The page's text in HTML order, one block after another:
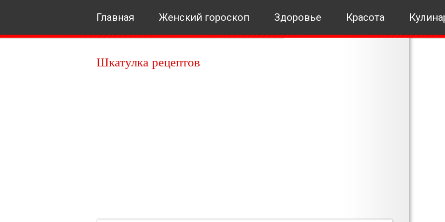
Главная Женский гороскоп Здоровье Красота
Шкатулка рецептов